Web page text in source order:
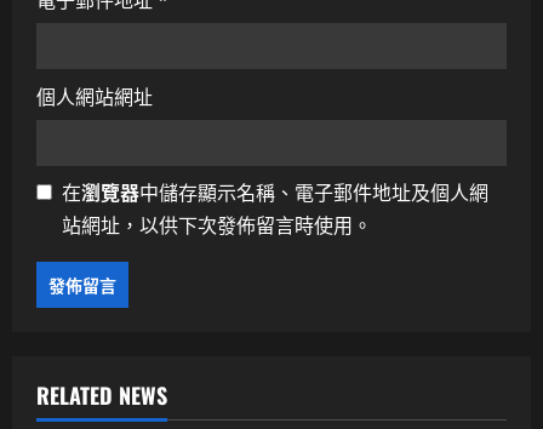
個人網站網址
在瀏覽器中儲存顯示名稱、電子郵件地址及個人網
站網址，以供下次發佈留言時使用。
RELATED NEWS